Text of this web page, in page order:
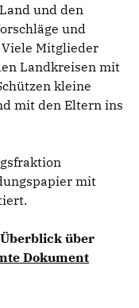
und den
und
Mitglieder
Landkreisen mit
kleine
mit den Eltern ins
mit
über
Dokument